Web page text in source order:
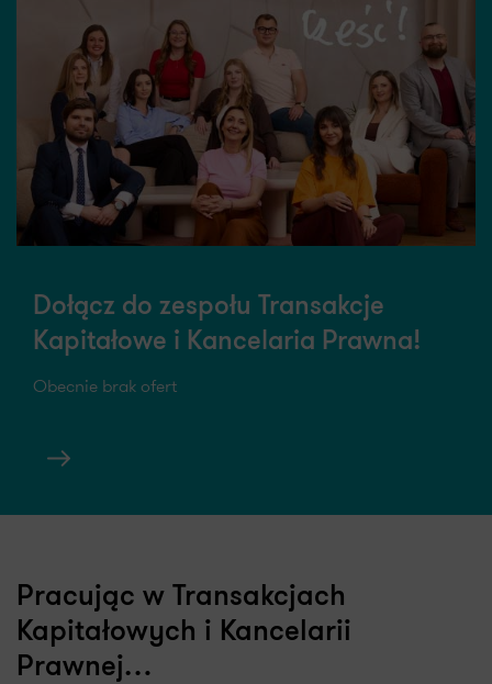
Dołącz do zespołu Transakcje
Kapitałowe i Kancelaria Prawna!
Obecnie brak ofert
Pracując w Transakcjach
Kapitałowych i Kancelarii
Prawnej…